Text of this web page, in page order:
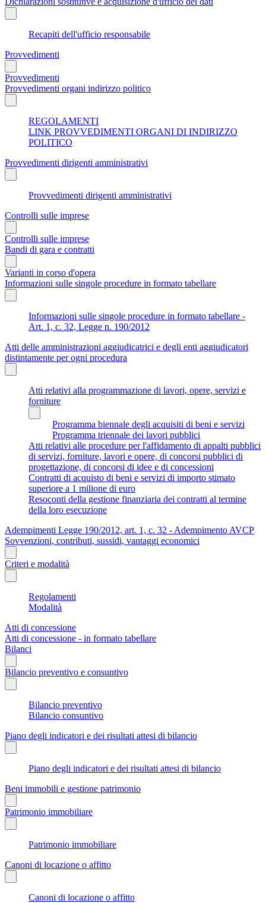
Recapiti dell'ufficio responsabile
Provvedimenti
Provvedimenti
Provvedimenti organi indirizzo politico
REGOLAMENTI
LINK PROVVEDIMENTI ORGANI DI INDIRIZZO
POLITICO
Provvedimenti dirigenti amministrativi
Provvedimenti dirigenti amministrativi
Controlli sulle imprese
Controlli sulle imprese
Bandi di gara e contratti
Varianti in corso d'opera
Informazioni sulle singole procedure in formato tabellare
Informazioni sulle singole procedure in formato tabellare -
Art. 1, c. 32, Legge n. 190/2012
Atti delle amministrazioni aggiudicatrici e degli enti aggiudicatori
distintamente per ogni procedura
Atti relativi alla programmazione di lavori, opere, servizi e
forniture
Programma biennale degli acquisiti di beni e servizi
Programma triennale dei lavori pubblici
Atti relativi alle procedure per l'affidamento di appalti pubblici
di servizi, forniture, lavori e opere, di concorsi pubblici di
progettazione, di concorsi di idee e di concessioni
Contratti di acquisto di beni e servizi di importo stimato
superiore a 1 milione di euro
Resoconti della gestione finanziaria dei contratti al termine
della loro esecuzione
Adempimenti Legge 190/2012, art. 1, c. 32 - Adempimento AVCP
Sovvenzioni, contributi, sussidi, vantaggi economici
Criteri e modalità
Regolamenti
Modalità
Atti di concessione
Atti di concessione - in formato tabellare
Bilanci
Bilancio preventivo e consuntivo
Bilancio preventivo
Bilancio consuntivo
Piano degli indicatori e dei risultati attesi di bilancio
Piano degli indicatori e dei risultati attesi di bilancio
Beni immobili e gestione patrimonio
Patrimonio immobiliare
Patrimonio immobiliare
Canoni di locazione o affitto
Canoni di locazione o affitto